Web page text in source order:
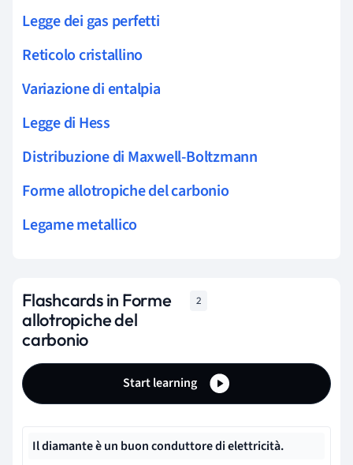
Legge dei gas perfetti
Reticolo cristallino
Variazione di entalpia
Legge di Hess
Distribuzione di Maxwell-Boltzmann
Forme allotropiche del carbonio
Legame metallico
Flashcards in Forme
allotropiche del
carbonio
2
Start learning
Il diamante è un buon conduttore di elettricità.